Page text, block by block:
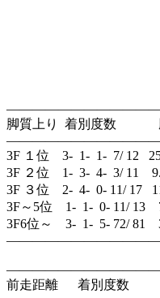
脚質上り 着別度数 勝
3F １位 3- 1- 1- 7/ 12
3F ２位 1- 3- 4- 3/ 11
3F ３位 2- 4- 0- 11/ 17
3F～5位 1- 1- 0- 11/ 13
3F6位～ 3- 1- 5- 72/ 81
前走距離 着別度数